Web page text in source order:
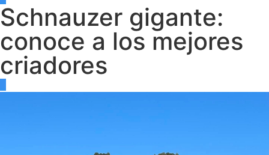
Schnauzer gigante:
conoce a los mejores
criadores